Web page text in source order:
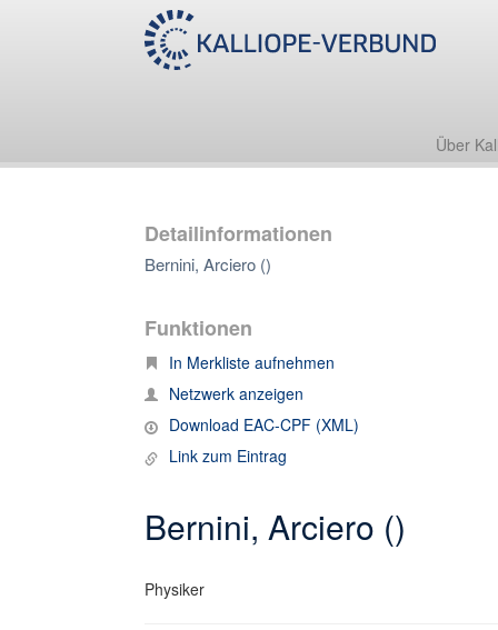
Über
Detailinformationen
Bernini, Arciero ()
Funktionen
In Merkliste aufnehmen
Netzwerk anzeigen
Download EAC-CPF (XML)
Link zum Eintrag
Bernini, Arciero ()
Physiker